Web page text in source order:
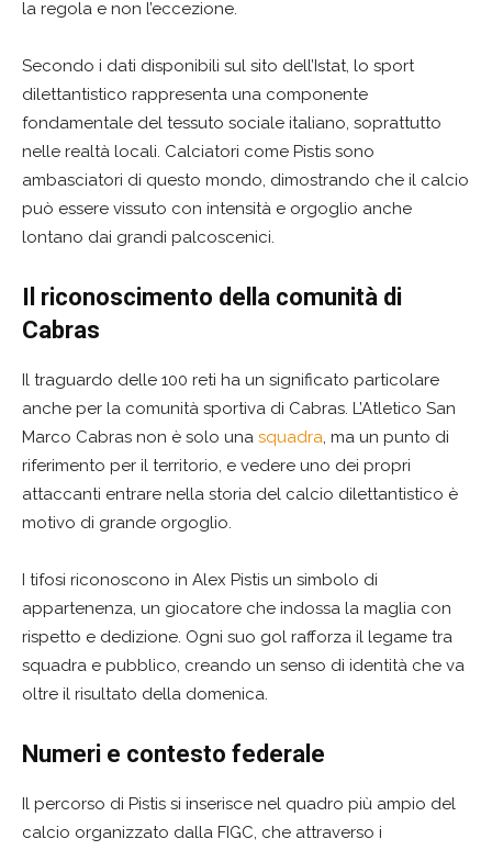
la regola e non l’eccezione.
Secondo i dati disponibili sul sito dell’Istat, lo sport
dilettantistico rappresenta una componente
fondamentale del tessuto sociale italiano, soprattutto
nelle realtà locali. Calciatori come Pistis sono
ambasciatori di questo mondo, dimostrando che il calcio
può essere vissuto con intensità e orgoglio anche
lontano dai grandi palcoscenici.
Il riconoscimento della comunità di
Cabras
Il traguardo delle 100 reti ha un significato particolare
anche per la comunità sportiva di Cabras. L’Atletico San
Marco Cabras non è solo una squadra, ma un punto di
riferimento per il territorio, e vedere uno dei propri
attaccanti entrare nella storia del calcio dilettantistico è
motivo di grande orgoglio.
I tifosi riconoscono in Alex Pistis un simbolo di
appartenenza, un giocatore che indossa la maglia con
rispetto e dedizione. Ogni suo gol rafforza il legame tra
squadra e pubblico, creando un senso di identità che va
oltre il risultato della domenica.
Numeri e contesto federale
Il percorso di Pistis si inserisce nel quadro più ampio del
calcio organizzato dalla FIGC, che attraverso i